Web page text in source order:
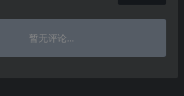
暂无评论...